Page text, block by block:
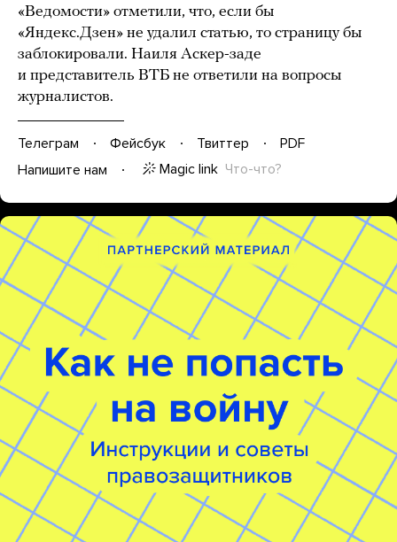
«Ведомости» отметили, что, если бы
«Яндекс.Дзен» не удалил статью, то страницу бы
заблокировали. Наиля Аскер-заде
и представитель ВТБ не ответили на вопросы
журналистов.
Телеграм Фейсбук Твиттер
PDF
Напишите нам
Magic link Что-что?